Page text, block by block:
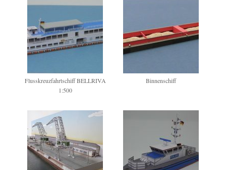
Flusskreuzfahrtschiff BELLRIVA
1:500
Binnenschiff